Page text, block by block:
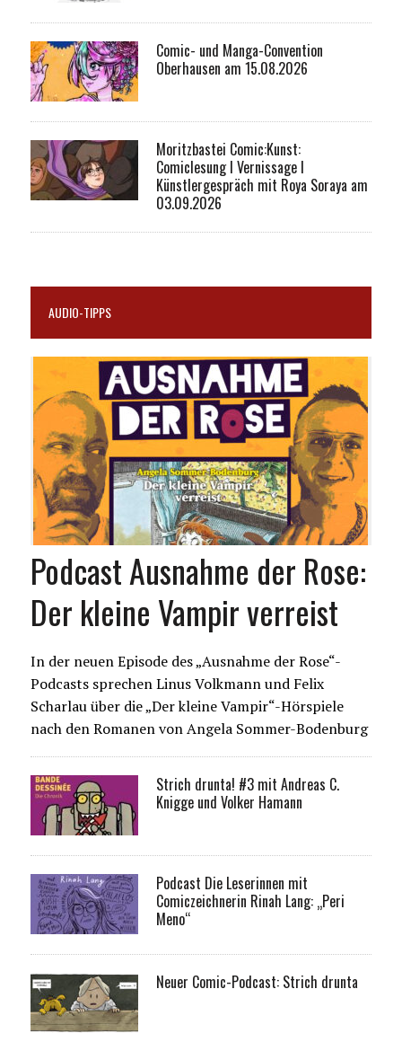
Comic- und Manga-Convention
Oberhausen am 15.08.2026
Moritzbastei Comic:Kunst:
Comiclesung I Vernissage I
Künstlergespräch mit Roya Soraya am
03.09.2026
AUDIO-TIPPS
Podcast Ausnahme der Rose:
Der kleine Vampir verreist
In der neuen Episode des „Ausnahme der Rose“-
Podcasts sprechen Linus Volkmann und Felix
Scharlau über die „Der kleine Vampir“-Hörspiele
nach den Romanen von Angela Sommer-Bodenburg
Strich drunta! #3 mit Andreas C.
Knigge und Volker Hamann
Podcast Die Leserinnen mit
Comiczeichnerin Rinah Lang: „Peri
Meno“
Neuer Comic-Podcast: Strich drunta